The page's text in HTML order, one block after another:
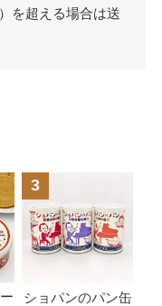
を超える場合は送
3
ショパンのパン缶